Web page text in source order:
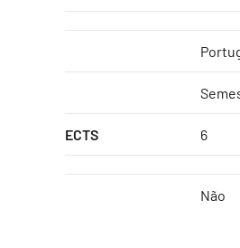
ECTS 6
Não